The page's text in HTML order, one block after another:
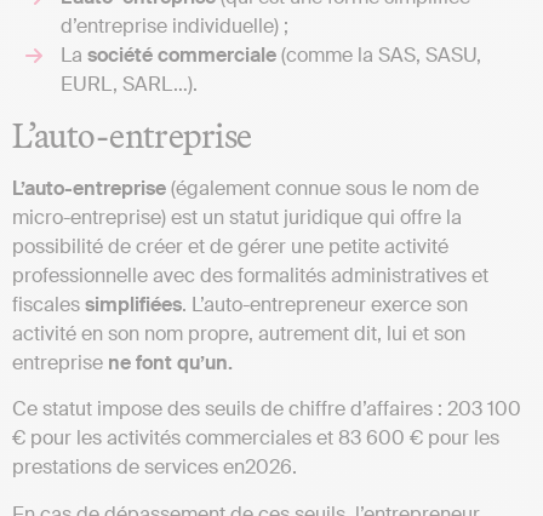
d’entreprise individuelle) ;
La sociétécommerciale(comme la SAS, SASU,
EURL, SARL…).
L’auto-entreprise
L’auto-entreprise(également connue sous le nom de
micro-entreprise) est un statut juridique qui offre la
possibilité de créer et de gérer une petite activité
professionnelle avec des formalités administratives et
fiscalessimplifiées. L’auto-entrepreneur exerce son
activité en son nom propre, autrement dit, lui et son
entreprise ne font qu’un.
Ce statut impose des seuils de chiffre d’affaires : 203 100
€ pour les activités commerciales et 83 600 € pour les
prestations de services en2026.